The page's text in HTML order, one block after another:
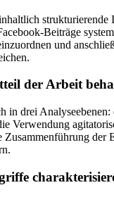
strukturierende
Beiträge
und
der Arbeit
in drei Analyseebenen:
Verwendung
Zusammenführung der